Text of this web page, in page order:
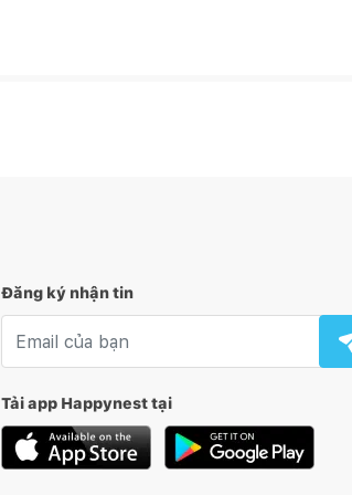
Đăng ký nhận tin
Tải app Happynest tại